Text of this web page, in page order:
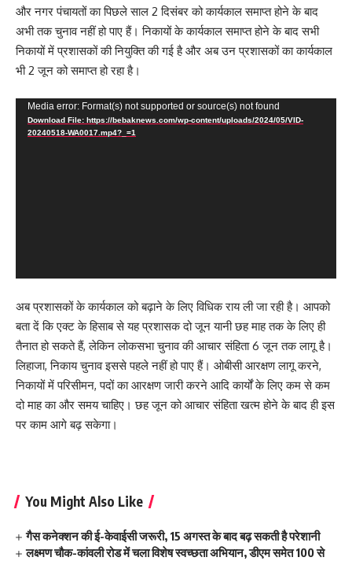
और नगर पंचायतों का पिछले साल 2 दिसंबर को कार्यकाल समाप्त होने के बाद
अभी तक चुनाव नहीं हो पाए हैं। निकायों के कार्यकाल समाप्त होने के बाद सभी
निकायों में प्रशासकों की नियुक्ति की गई है और अब उन प्रशासकों का कार्यकाल
भी 2 जून को समाप्त हो रहा है।
Video
Player
Media error: Format(s) not supported or source(s) not found
Download File: https://bebaknews.com/wp-content/uploads/2024/05/VID-
20240518-WA0017.mp4?_=1
अब प्रशासकों के कार्यकाल को बढ़ाने के लिए विधिक राय ली जा रही है। आपको
बता दें कि एक्ट के हिसाब से यह प्रशासक दो जून यानी छह माह तक के लिए ही
तैनात हो सकते हैं, लेकिन लोकसभा चुनाव की आचार संहिता 6 जून तक लागू है।
लिहाजा, निकाय चुनाव इससे पहले नहीं हो पाए हैं। ओबीसी आरक्षण लागू करने,
निकायों में परिसीमन, पदों का आरक्षण जारी करने आदि कार्यों के लिए कम से कम
दो माह का और समय चाहिए। छह जून को आचार संहिता खत्म होने के बाद ही इस
पर काम आगे बढ़ सकेगा।
You Might Also Like
गैस कनेक्शन की ई-केवाईसी जरूरी, 15 अगस्त के बाद बढ़ सकती है परेशानी
लक्ष्मण चौक-कांवली रोड में चला विशेष स्वच्छता अभियान, डीएम समेत 100 से